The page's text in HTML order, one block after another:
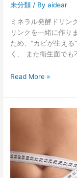
未分類 / Byaidear
ミネラル発酵ドリン
リンクを一緒に作り
ため、”カビが生える
く、 また衛生面でも
前
半
予
約
空
状
Read More »
テ